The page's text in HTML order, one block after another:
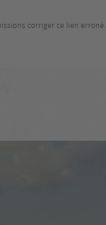
corriger ce lien erroné.